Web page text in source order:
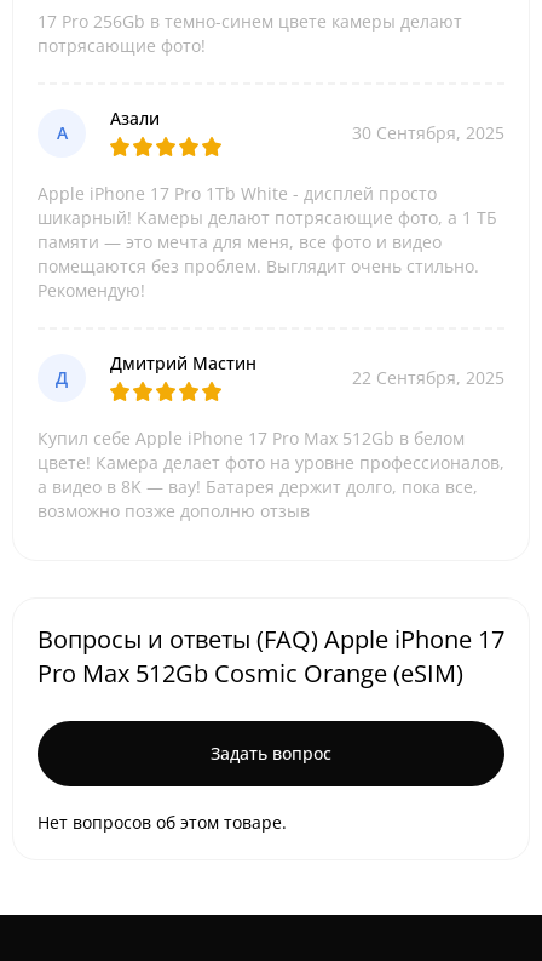
17 Pro 256Gb в темно-синем цвете камеры делают
потрясающие фото!
А
Азали
30 Сентября, 2025
Apple iPhone 17 Pro 1Tb White - дисплей просто
шикарный! Камеры делают потрясающие фото, а 1 ТБ
памяти — это мечта для меня, все фото и видео
помещаются без проблем. Выглядит очень стильно.
Рекомендую!
Д
Дмитрий Мастин
22 Сентября, 2025
Купил себе Apple iPhone 17 Pro Max 512Gb в белом
цвете! Камера делает фото на уровне профессионалов,
а видео в 8K — вау! Батарея держит долго, пока все,
возможно позже дополню отзыв
Вопросы и ответы (FAQ) Apple iPhone 17
Pro Max 512Gb Cosmic Orange (eSIM)
Задать вопрос
Нет вопросов об этом товаре.